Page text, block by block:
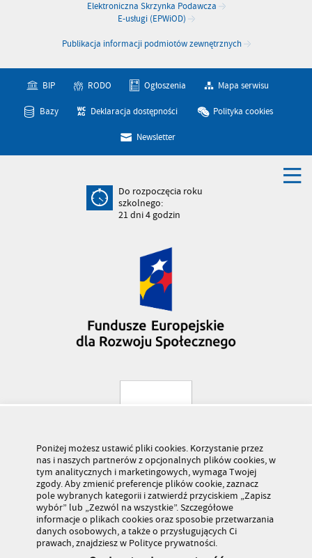
Elektroniczna Skrzynka Podawcza
E-usługi (EPWiOD)
Publikacja informacji podmiotów zewnętrznych
BIP RODO Ogłoszenia Mapa serwisu
Bazy Deklaracja dostępności Polityka cookies
Newsletter
Do rozpoczęcia roku
szkolnego:
21dni4godzin
Poniżej możesz ustawić pliki cookies. Korzystanie przez
nas i naszych partnerów z opcjonalnych plików cookies, w
tym analitycznych i marketingowych, wymaga Twojej
zgody. Aby zmienić preferencje plików cookie, zaznacz
pole wybranych kategorii i zatwierdź przyciskiem „Zapisz
wybór” lub „Zezwól na wszystkie”. Szczegółowe
informacje o plikach cookies oraz sposobie przetwarzania
danych osobowych, a także o przysługujących Ci
prawach, znajdziesz w Polityce prywatności.